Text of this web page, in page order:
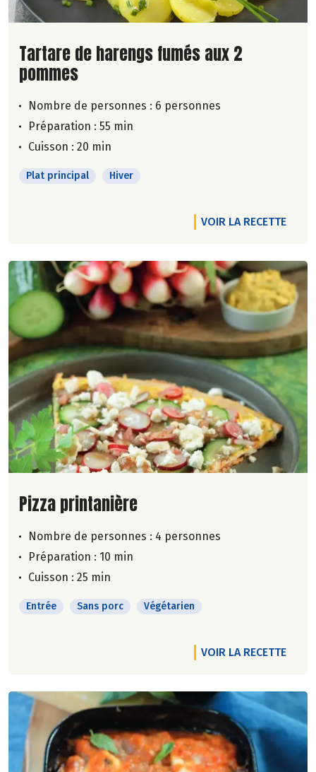
Lire la suite de la recette
Tartare de harengs fumés aux 2
pommes
Nombre de personnes : 6 personnes
Préparation : 55 min
Cuisson : 20 min
Plat principal Hiver
VOIR LA RECETTE
Lire la suite de la recette
Pizza printanière
Nombre de personnes : 4 personnes
Préparation : 10 min
Cuisson : 25 min
Entrée Sans porc Végétarien
VOIR LA RECETTE